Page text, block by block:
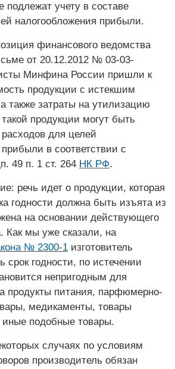
подлежат учету в составе
налогообложения прибыли.
финансового ведомства
от 20.12.2012 № 03-03-
Минфина России пришли к
продукции с истекшим
также затраты на утилизацию
продукции могут быть
для целей
в соответствии с
49 п. 1 ст. 264 НК РФ.
речь идет о продукции, которая
годности должна быть изъята из
на основании действующего
Как мы уже сказали, на
№ 2300-1 изготовитель
срок годности, по истечении
непригодным для
продукты питания, парфюмерно-
медикаменты, товары
подобные товары.
случаях по условиям
производитель обязан